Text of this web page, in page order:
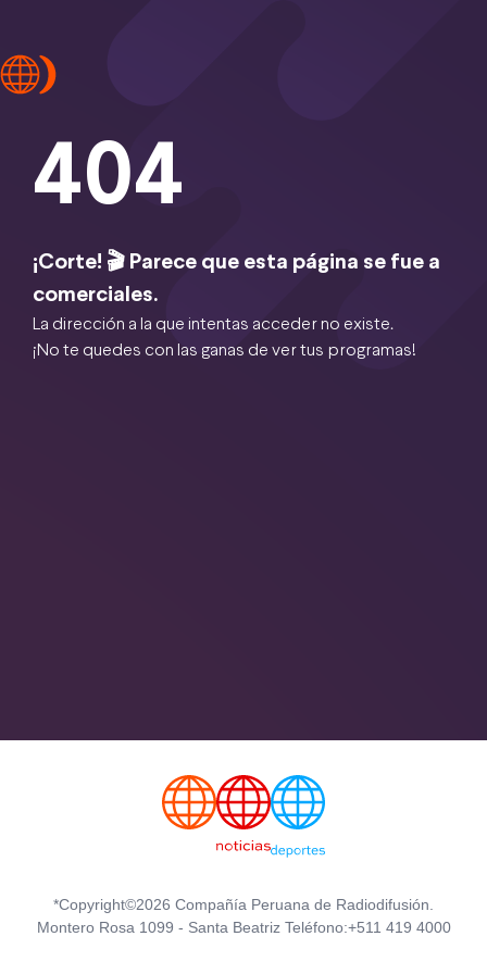
404
¡Corte! 🎬 Parece que esta página se fue a
comerciales.
La dirección a la que intentas acceder no existe.
¡No te quedes con las ganas de ver tus programas!
*Copyright©2026 Compañía Peruana de Radiodifusión.
Montero Rosa 1099 - Santa Beatriz Teléfono:+511 419 4000